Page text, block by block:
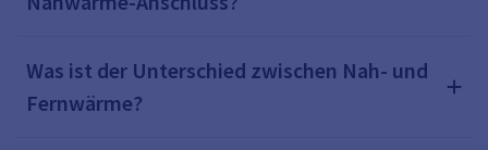
Was ist der Unterschied zwischen Nah- und
Fernwärme?